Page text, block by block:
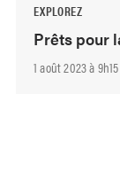
EXPLOREZ
Prêts pour
1 août 2023 à 9h15